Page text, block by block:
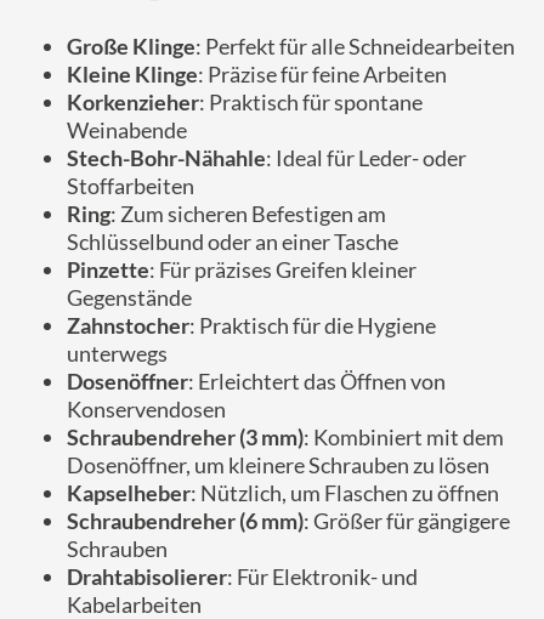
Große Klinge: Perfekt für alle Schneidearbeiten
Kleine Klinge: Präzise für feine Arbeiten
Korkenzieher: Praktisch für spontane
Weinabende
Stech-Bohr-Nähahle: Ideal für Leder- oder
Stoffarbeiten
Ring: Zum sicheren Befestigen am
Schlüsselbund oder an einer Tasche
Pinzette: Für präzises Greifen kleiner
Gegenstände
Zahnstocher: Praktisch für die Hygiene
unterwegs
Dosenöffner: Erleichtert das Öffnen von
Konservendosen
Schraubendreher (3 mm): Kombiniert mit dem
Dosenöffner, um kleinere Schrauben zu lösen
Kapselheber: Nützlich, um Flaschen zu öffnen
Schraubendreher (6 mm): Größer für gängigere
Schrauben
Drahtabisolierer: Für Elektronik- und
Kabelarbeiten